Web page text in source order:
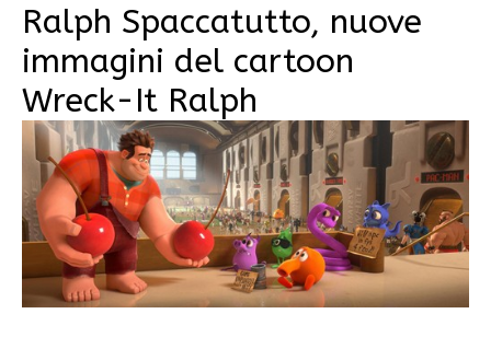
Ralph Spaccatutto, nuove
immagini del cartoon
Wreck-It Ralph